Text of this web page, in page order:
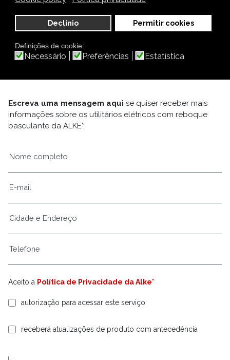
Declínio Permitir cookies
Definições de cookie:
Necessário Preferências Estatística
podem ser utilizados em qualquer campo que exija o
b em curtas distâncias, indoo ou outdoor, em todo-o-
terreno ou em espaços fechados, ou onde seja
necessária flexibilidade e funcionalidade combinados.
Escreva uma mensagem aqui se quiser receber mais
informações sobre os utilitários elétricos com reboque
basculante da ALKE':
Aceito a Política de Privacidade da Alke'
autorização para acessar este serviço
receberá atualizações de produto com antecedência